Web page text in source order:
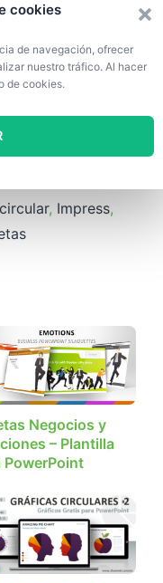
cookies
de navegación, ofrecer
nuestro tráfico. Al hacer
de cookies.
, Impress,
Negocios y
– Plantilla
PowerPoint